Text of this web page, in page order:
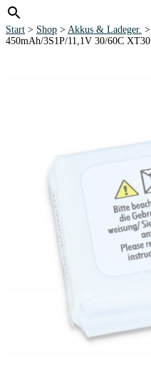
Start > Shop > Akkus & Ladeger. >
450mAh/3S1P/11,1V 30/60C XT30